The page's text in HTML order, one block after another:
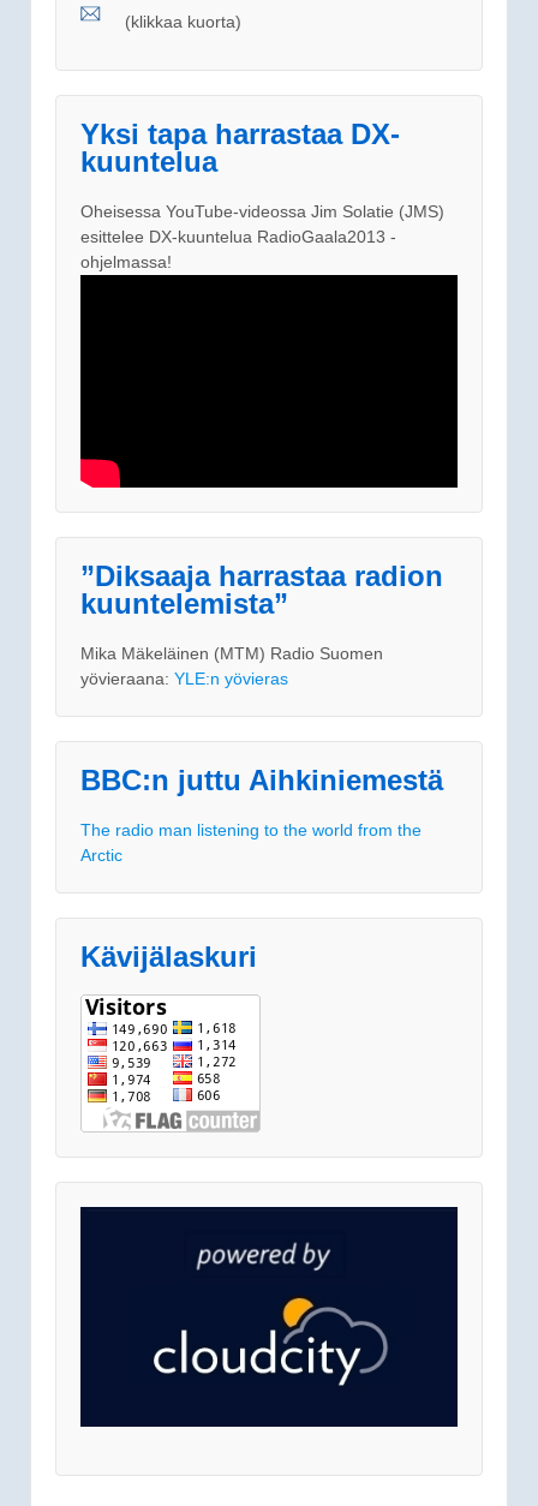
(klikkaa kuorta)
Yksi tapa harrastaa DX-
kuuntelua
Oheisessa YouTube-videossa Jim Solatie (JMS)
esittelee DX-kuuntelua RadioGaala2013 -
ohjelmassa!
”Diksaaja harrastaa radion
kuuntelemista”
Mika Mäkeläinen (MTM) Radio Suomen
yövieraana: YLE:n yövieras
BBC:n juttu Aihkiniemestä
The radio man listening to the world from the
Arctic
Kävijälaskuri